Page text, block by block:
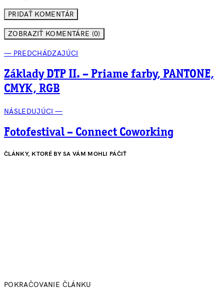
ZOBRAZIŤ KOMENTÁRE (0)
— PREDCHÁDZAJÚCI
Základy DTP II. – Priame farby, PANTONE,
CMYK, RGB
NÁSLEDUJÚCI —
Fotofestival – Connect Coworking
ČLÁNKY, KTORÉ BY SA VÁM MOHLI PÁČIŤ
POKRAČOVANIE ČLÁNKU